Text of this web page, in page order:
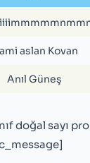
aslan Kovan
Anıl Güneş
doğal sayı